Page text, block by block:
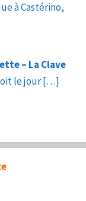
à Castérino,
– La Clave
le jour[…]